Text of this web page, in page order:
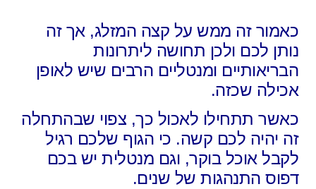
כאמור זה ממש על קצה המזלג, אך זה
נותן לכם ולכן תחושה ליתרונות
הבריאותיים ומנטליים הרבים שיש לאופן
אכילה שכזה.
כאשר תתחילו לאכול כך, צפוי שבהתחלה
זה יהיה לכם קשה. כי הגוף שלכם רגיל
לקבל אוכל בוקר, וגם מנטלית יש בכם
דפוס התנהגות של שנים.